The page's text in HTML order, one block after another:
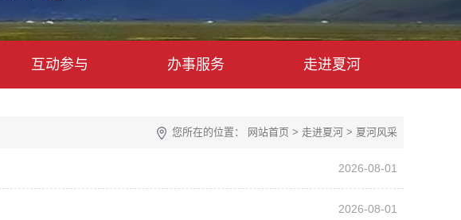
互动参与 办事服务 走进夏河
您所在的位置： 网站首页 > 走进夏河 > 夏河风采
2026-08-01
2026-08-01